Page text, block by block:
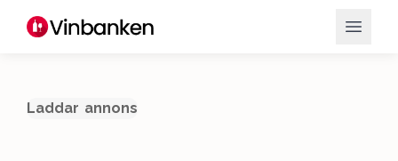
Laddar annons